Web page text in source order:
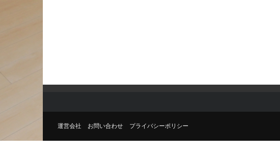
運営会社 お問い合わせ プライバシーポリシー